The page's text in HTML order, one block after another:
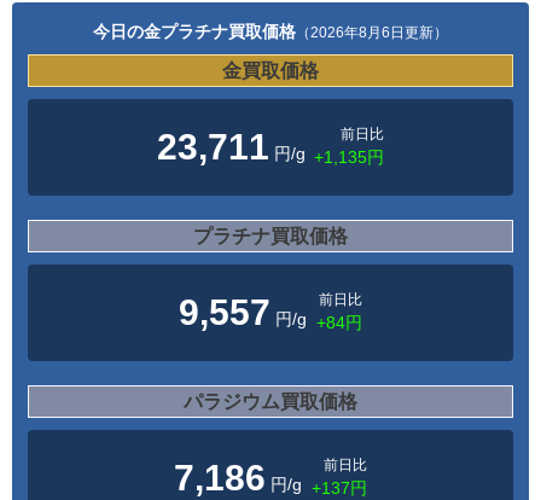
今日の金プラチナ買取価格 （2026年8月6日更新）
金買取価格
23,711 円/g
前日比
+1,135円
プラチナ買取価格
9,557 円/g
前日比
+84円
パラジウム買取価格
7,186 円/g
前日比
+137円